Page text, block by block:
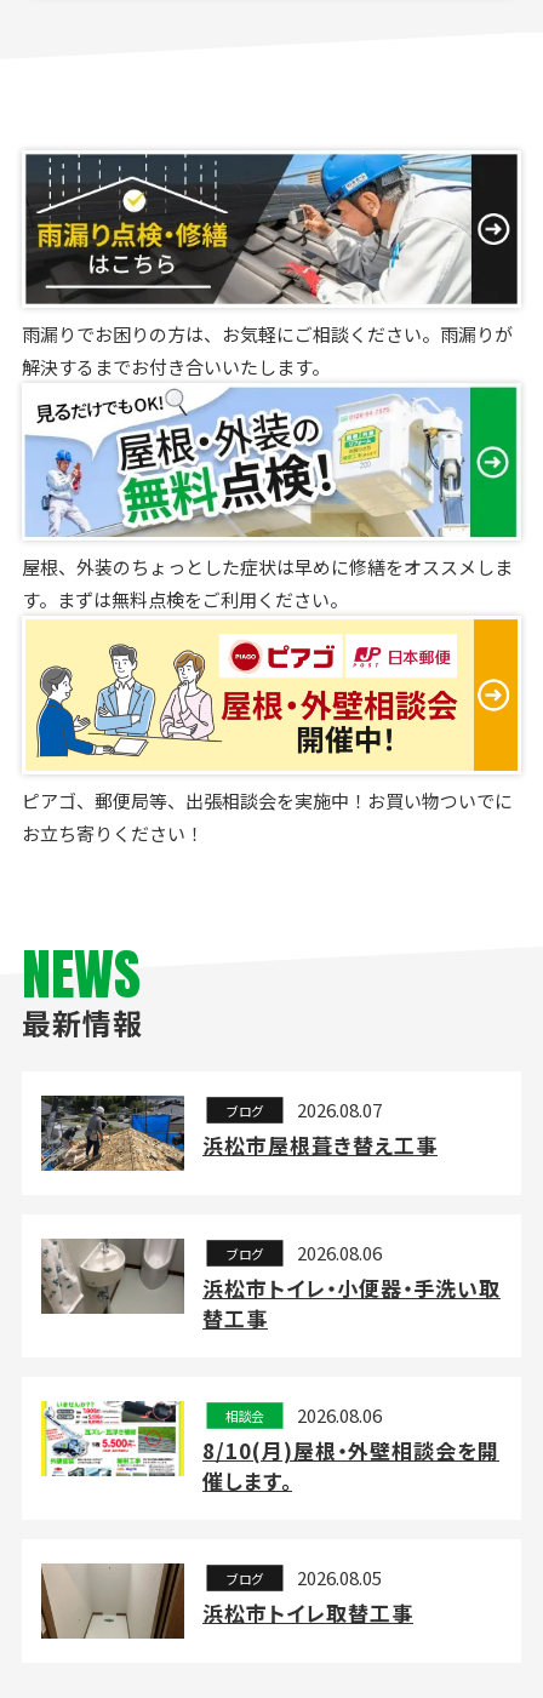
雨漏りでお困りの方は、お気軽にご相談ください。雨漏りが
解決するまでお付き合いいたします。
屋根、外装のちょっとした症状は早めに修繕をオススメしま
す。まずは無料点検をご利用ください。
ピアゴ、郵便局等、出張相談会を実施中！お買い物ついでに
お立ち寄りください！
NEWS
最新情報
ブログ 2026.08.07
浜松市屋根葺き替え工事
ブログ 2026.08.06
浜松市トイレ・小便器・手洗い取
替工事
相談会 2026.08.06
8/10(月)屋根・外壁相談会を開
催します。
ブログ 2026.08.05
浜松市トイレ取替工事